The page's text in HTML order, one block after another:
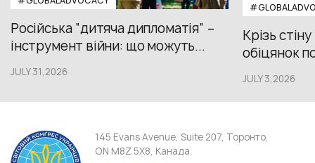
Російська “дитяча дипломатія” –
інструмент війни: що можуть...
JULY 31,2026
Крізь
обіцянок
JULY 3,2026
145 Evans Avenue, Suite 207, Торонто,
ON M8Z 5X8, Канада